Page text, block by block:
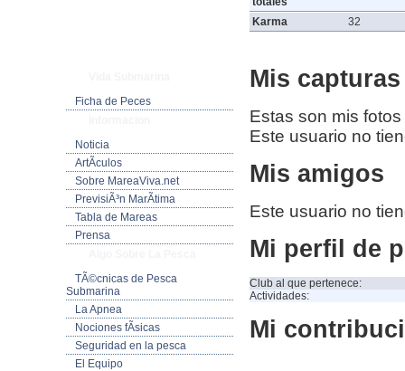
Ficha de Peces
Noticia
ArtÃ­culos
Sobre MareaViva.net
PrevisiÃ³n MarÃ­tima
Tabla de Mareas
Prensa
TÃ©cnicas de Pesca
Submarina
La Apnea
Nociones fÃ­sicas
Seguridad en la pesca
El Equipo
Karma 32
Mis
Estas son mis
Este usuario no
Mis amigos
Este usuario no
Mi perfil de
Club al que pertenece:
Actividades:
Mi